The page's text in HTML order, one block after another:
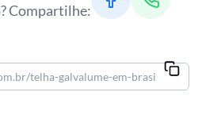
Compartilhe: